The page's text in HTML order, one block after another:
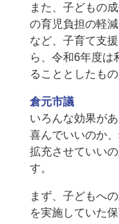
また、子どもの
の育児負担の軽
など、子育て支
ら、令和6年度は
ることとしたも
倉元市議
いろんな効果が
喜んでいいのか
拡充させていい
す。
まず、子どもへ
を実施していた